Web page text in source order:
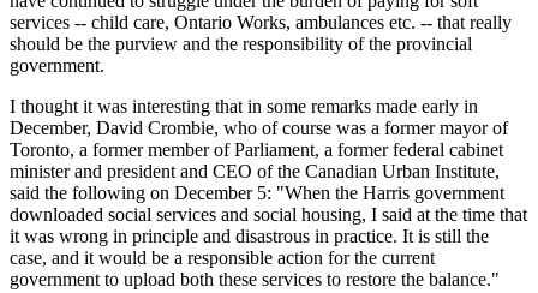
services -- child care, Ontario Works, ambulances etc. -- that really
should be the purview and the responsibility of the provincial
government.
I thought it was interesting that in some remarks made early in
December, David Crombie, who of course was a former mayor of
Toronto, a former member of Parliament, a former federal cabinet
minister and president and CEO of the Canadian Urban Institute,
said the following on December 5: "When the Harris government
downloaded social services and social housing, I said at the time that
it was wrong in principle and disastrous in practice. It is still the
case, and it would be a responsible action for the current
government to upload both these services to restore the balance."